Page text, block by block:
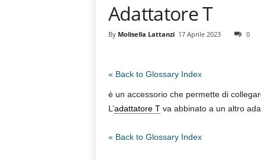
A
n
o
Adattatore T
By Molisella Lattanzi 17 Aprile 2023 0
« Back to Glossary Index
è un accessorio che permette di
L’adattatore Tva abbinato a un altro
« Back to Glossary Index